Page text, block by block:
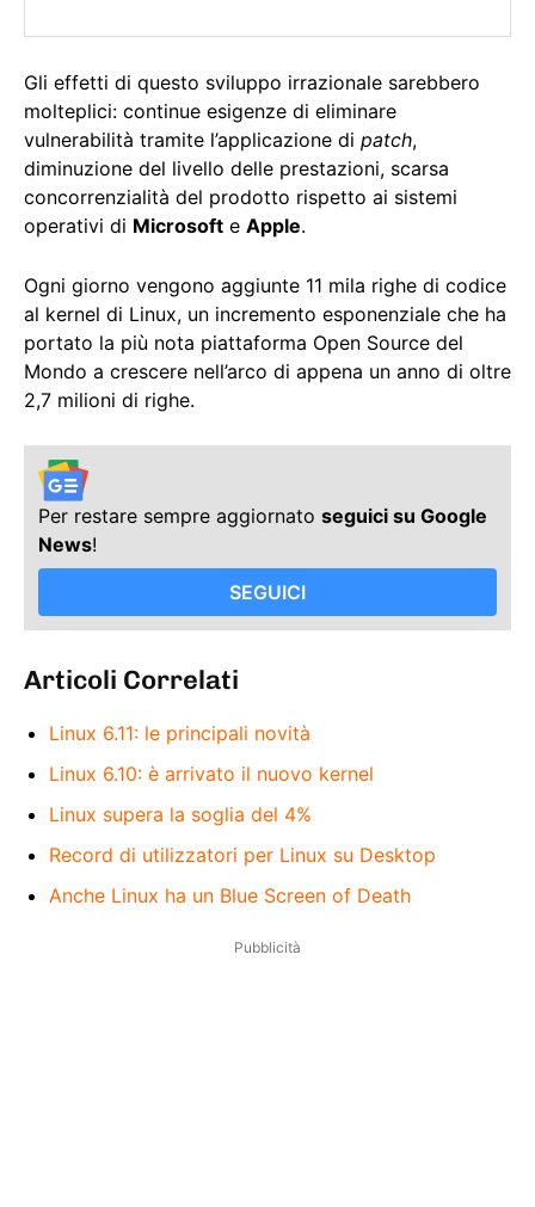
Gli effetti di questo sviluppo irrazionale sarebbero
molteplici: continue esigenze di eliminare
vulnerabilità tramite l’applicazione di patch,
diminuzione del livello delle prestazioni, scarsa
concorrenzialità del prodotto rispetto ai sistemi
operativi di Microsoft e Apple.
Ogni giorno vengono aggiunte 11 mila righe di codice
al kernel di Linux, un incremento esponenziale che ha
portato la più nota piattaforma Open Source del
Mondo a crescere nell’arco di appena un anno di oltre
2,7 milioni di righe.
Per restare sempre aggiornato seguici su Google
News!
SEGUICI
Articoli Correlati
Linux 6.11: le principali novità
Linux 6.10: è arrivato il nuovo kernel
Linux supera la soglia del 4%
Record di utilizzatori per Linux su Desktop
Anche Linux ha un Blue Screen of Death
Pubblicità